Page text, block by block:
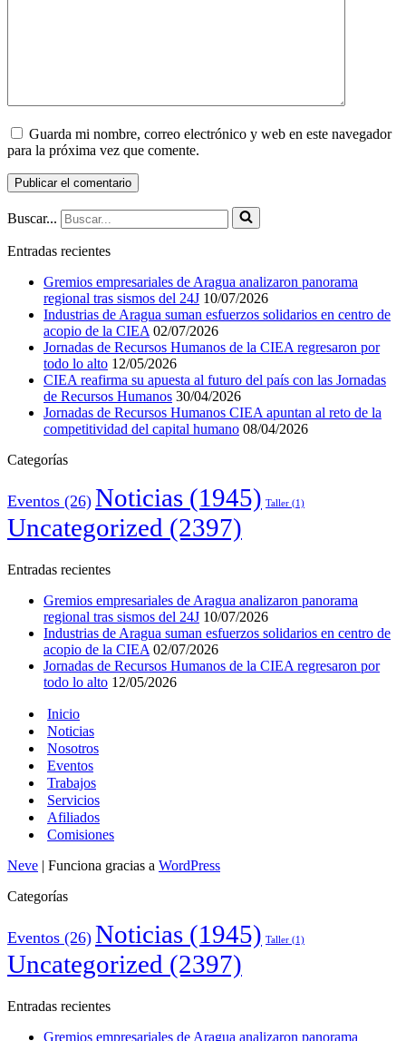
Guarda mi nombre, correo electrónico y web en este navegador
para la próxima vez que comente.
Buscar...
Entradas recientes
Gremios empresariales de Aragua analizaron panorama
regional tras sismos del 24J 10/07/2026
Industrias de Aragua suman esfuerzos solidarios en centro de
acopio de la CIEA 02/07/2026
Jornadas de Recursos Humanos de la CIEA regresaron por
todo lo alto 12/05/2026
CIEA reafirma su apuesta al futuro del país con las Jornadas
de Recursos Humanos 30/04/2026
Jornadas de Recursos Humanos CIEA apuntan al reto de la
competitividad del capital humano 08/04/2026
Categorías
Eventos (26) Noticias (1945) Taller (1)
Uncategorized (2397)
Entradas recientes
Gremios empresariales de Aragua analizaron panorama
regional tras sismos del 24J 10/07/2026
Industrias de Aragua suman esfuerzos solidarios en centro de
acopio de la CIEA 02/07/2026
Jornadas de Recursos Humanos de la CIEA regresaron por
todo lo alto 12/05/2026
Inicio
Noticias
Nosotros
Eventos
Trabajos
Servicios
Afiliados
Comisiones
Neve | Funciona gracias a WordPress
Categorías
Eventos (26) Noticias (1945) Taller (1)
Uncategorized (2397)
Entradas recientes
Gremios empresariales de Aragua analizaron panorama